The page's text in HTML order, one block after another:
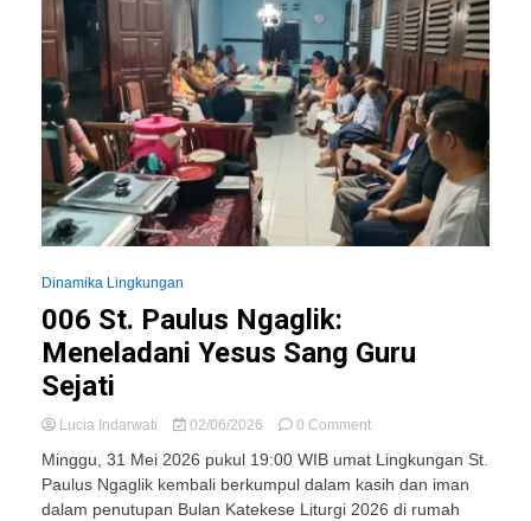
Dinamika Lingkungan
006 St. Paulus Ngaglik:
Meneladani Yesus Sang Guru
Sejati
Lucia Indarwati 02/06/2026 0 Commenton
St.
Paulus
Ngaglik:
Minggu, 31 Mei 2026 pukul 19:00 WIB umat Lingkungan St.
Paulus Ngaglik kembali berkumpul dalam kasih dan iman
dalam penutupan Bulan Katekese Liturgi 2026 di rumah